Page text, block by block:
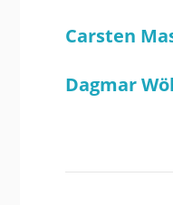
Carsten
Dagmar